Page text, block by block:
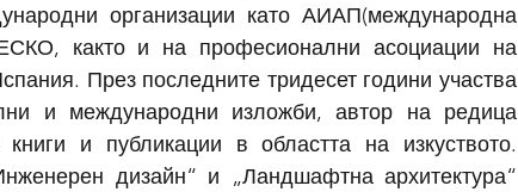
организации като АИАП(международна
както и на професионални асоциации на
През последните тридесет години участва
и международни изложби, автор на редица
и публикации в областта на изкуството.
дизайн“ и „Ландшафтна архитектура“